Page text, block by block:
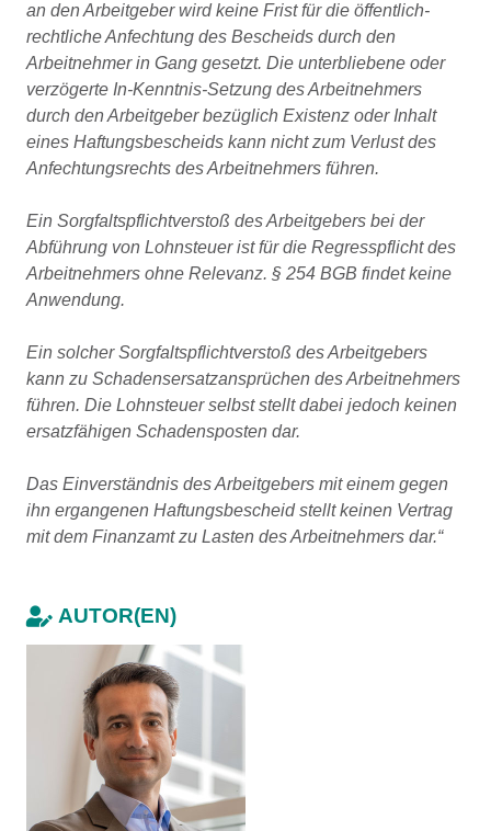
an den Arbeitgeber wird keine Frist für die öffentlich-
rechtliche Anfechtung des Bescheids durch den
Arbeitnehmer in Gang gesetzt. Die unterbliebene oder
verzögerte In-Kenntnis-Setzung des Arbeitnehmers
durch den Arbeitgeber bezüglich Existenz oder Inhalt
eines Haftungsbescheids kann nicht zum Verlust des
Anfechtungsrechts des Arbeitnehmers führen.
Ein Sorgfaltspflichtverstoß des Arbeitgebers bei der
Abführung von Lohnsteuer ist für die Regresspflicht des
Arbeitnehmers ohne Relevanz. § 254 BGB findet keine
Anwendung.
Ein solcher Sorgfaltspflichtverstoß des Arbeitgebers
kann zu Schadensersatzansprüchen des Arbeitnehmers
führen. Die Lohnsteuer selbst stellt dabei jedoch keinen
ersatzfähigen Schadensposten dar.
Das Einverständnis des Arbeitgebers mit einem gegen
ihn ergangenen Haftungsbescheid stellt keinen Vertrag
mit dem Finanzamt zu Lasten des Arbeitnehmers dar.“
AUTOR(EN)